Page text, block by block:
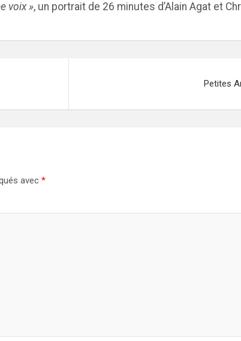
voix », un portrait de 26 minutes d’Alain Agat et
Petites
avec *